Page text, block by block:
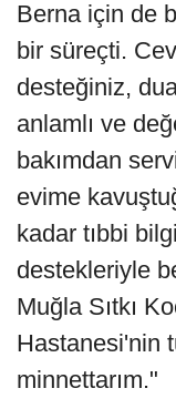
Berna için de
bir süreçti.
desteğiniz,
anlamlı ve
bakımdan
evime
kadar tıbbi
destekleriyle
Muğla Sıtkı
Hastanesi'nin
minnettarım."